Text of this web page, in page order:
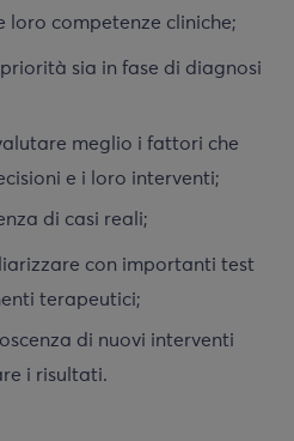
loro competenze cliniche;
sia in fase di diagnosi
meglio i fattori che
e i loro interventi;
di casi reali;
con importanti test
terapeutici;
di nuovi interventi
i risultati.